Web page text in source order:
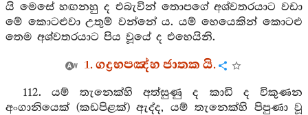
යි මෙසේ හඟනහු ද එබැවින් තොපගේ අශ්වතරයාට වඩා
මේ කොටළුවා උතුම් වන්නේ ය. යම් හෙයෙකින් කොටළු
තෙම අශ්වතරයාට පිය වූයේ ද එහෙයිනි.
1. ගද්‍රභපඤ්හ ජාතක යි.
112. යම් තැනෙක්හි අත්සුණු ද කාඩි ද විකුණන
අංගානියෙක් (කඩපිළක්) ඇද්ද, යම් තැනෙක්හි පිපුණා වූ